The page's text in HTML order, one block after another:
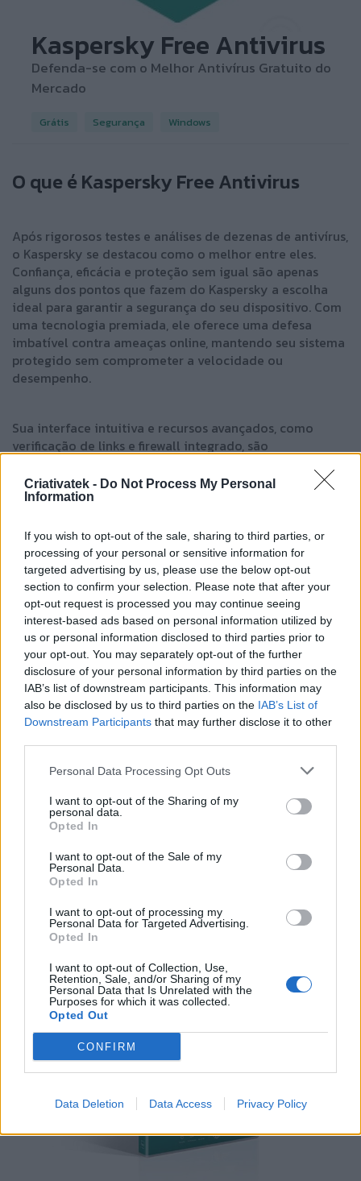
Criativatek - Do Not Process My Personal
Information
If you wish to opt-out of the sale, sharing to third parties, or
processing of your personal or sensitive information for
targeted advertising by us, please use the below opt-out
section to confirm your selection. Please note that after your
opt-out request is processed you may continue seeing
interest-based ads based on personal information utilized by
us or personal information disclosed to third parties prior to
your opt-out. You may separately opt-out of the further
disclosure of your personal information by third parties on the
IAB’s list of downstream participants. This information may
also be disclosed by us to third parties on the IAB’s List of
Downstream Participants that may further disclose it to other
Personal Data Processing Opt Outs
I want to opt-out of the Sharing of my
personal data.
Opted In
I want to opt-out of the Sale of my
Personal Data.
Opted In
I want to opt-out of processing my
Personal Data for Targeted Advertising.
Opted In
I want to opt-out of Collection, Use,
Retention, Sale, and/or Sharing of my
Personal Data that Is Unrelated with the
Purposes for which it was collected.
Opted Out
CONFIRM
Data Deletion Data Access Privacy Policy
Kaspersky Free Antivirus
Defenda-se com o Melhor Antivírus Gratuito do
Mercado
Grátis Segurança Windows
O que é Kaspersky Free Antivirus
Após rigorosos testes e análises de dezenas de antivírus,
o Kaspersky se destacou como o melhor entre eles.
Confiança, eficácia e proteção sem igual são apenas
alguns dos pontos que fazem do Kaspersky a escolha
ideal para garantir a segurança do seu dispositivo. Com
uma tecnologia premiada, ele oferece uma defesa
imbatível contra ameaças online, mantendo seu sistema
protegido sem comprometer a velocidade ou
desempenho.
Sua interface intuitiva e recursos avançados, como
verificação de links e firewall integrado, são
segura. Seja para navegação diária, transações bancárias
ou compras online, o Kaspersky é a sua defesa confiável
Faça o download gratuito do Kaspersky agora e
experimente a diferença de ter a melhor proteção
disponível online.
Oficial Links
Oficial Website
https://www.kaspersky.com/downloads/free-antivirus
Kaspersky Free Antivirus Screenshots